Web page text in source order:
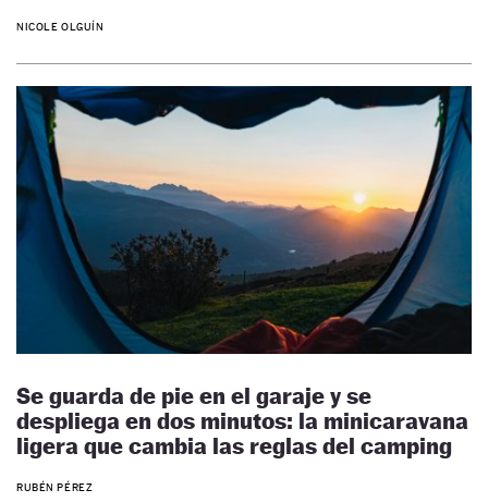
NICOLE OLGUÍN
Se guarda de pie en el garaje y se
despliega en dos minutos: la minicaravana
ligera que cambia las reglas del camping
RUBÉN PÉREZ